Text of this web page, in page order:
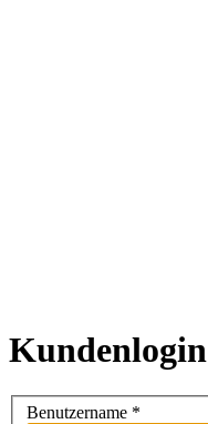
Kundenlogin
Benutzername *